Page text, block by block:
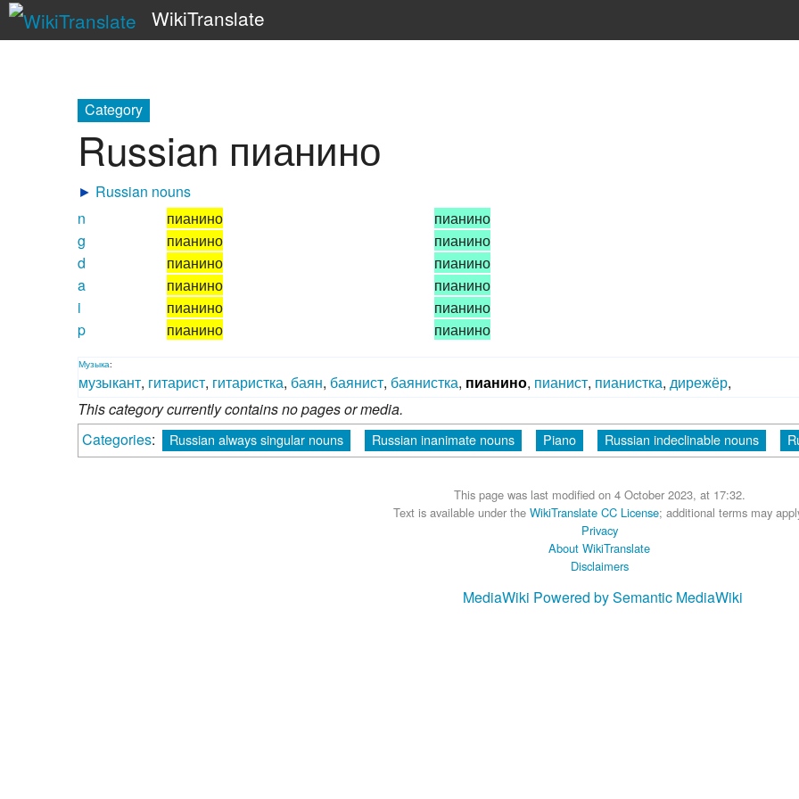
WikiTranslate
Category
Russian пианино
► Russian nouns
n
g
d
a
i
p
пианино
пианино
пианино
пианино
пианино
пианино
пианино
пианино
пианино
пианино
пианино
пианино
Музыка:
музыкант гитарист гитаристка баян баянист баянистка пианино пианист пианистка дирежёр
This category currently contains no pages or media.
Categories: Russian always singular nouns Russian inanimate nouns Piano Russian indeclinable nouns
This page was last modified on 4 October 2023, at 17:32.
Text is available under the WikiTranslate CC License; additional terms may
Privacy
About WikiTranslate
Disclaimers
MediaWiki Powered by Semantic MediaWiki